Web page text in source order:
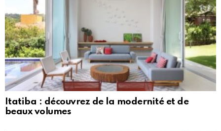
Itatiba : découvrez de la modernité et de
beaux volumes